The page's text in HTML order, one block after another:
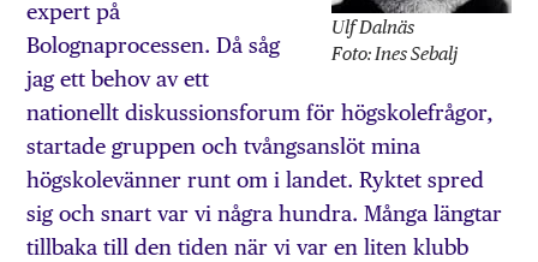
Ulf Dalnäs
Foto: Ines Sebalj
expert på
Bolognaprocessen. Då såg
jag ett behov av ett
nationellt diskussionsforum för högskolefrågor,
startade gruppen och tvångsanslöt mina
högskolevänner runt om i landet. Ryktet spred
sig och snart var vi några hundra. Många längtar
tillbaka till den tiden när vi var en liten klubb